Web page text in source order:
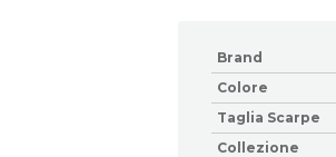
Brand
Colore
Taglia Scarpe
Collezione